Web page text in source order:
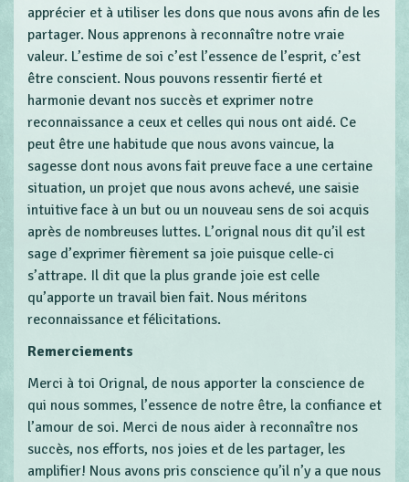
apprécier et à utiliser les dons que nous avons afin de les
partager. Nous apprenons à reconnaître notre vraie
valeur. L’estime de soi c’est l’essence de l’esprit, c’est
être conscient. Nous pouvons ressentir fierté et
harmonie devant nos succès et exprimer notre
reconnaissance a ceux et celles qui nous ont aidé. Ce
peut être une habitude que nous avons vaincue, la
sagesse dont nous avons fait preuve face a une certaine
situation, un projet que nous avons achevé, une saisie
intuitive face à un but ou un nouveau sens de soi acquis
après de nombreuses luttes. L’orignal nous dit qu’il est
sage d’exprimer fièrement sa joie puisque celle-ci
s’attrape. Il dit que la plus grande joie est celle
qu’apporte un travail bien fait. Nous méritons
reconnaissance et félicitations.
Remerciements
Merci à toi Orignal, de nous apporter la conscience de
qui nous sommes, l’essence de notre être, la confiance et
l’amour de soi. Merci de nous aider à reconnaître nos
succès, nos efforts, nos joies et de les partager, les
amplifier! Nous avons pris conscience qu’il n’y a que nous